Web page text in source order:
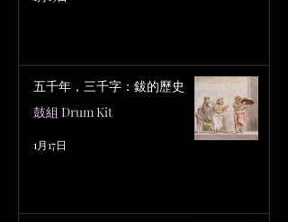
五千年，三千字：鈸的歷史
鼓組 Drum Kit
1月17日